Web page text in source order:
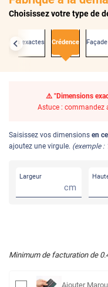
Choisissez votre type de
exactes Crédence
⚠️ "Dimensions
Astuce : commandez
Saisissez vos dimensions en
ajoutez une virgule. (exemple :
Largeur
cm
Minimum de facturation de
Ajouter